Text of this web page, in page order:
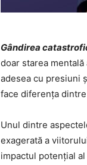
Gândirea
doar starea
adesea cu presiuni
face diferența
Unul dintre
exagerată a
impactul potențial